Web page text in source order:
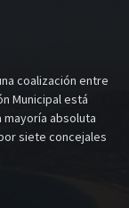
coalización entre
Municipal está
absoluta
siete concejales